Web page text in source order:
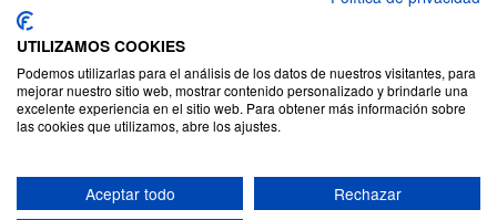
English (UK)
Deutsch
Copyright © Terms of use
UTILIZAMOS COOKIES
Podemos utilizarlas para el análisis de los datos de nuestros visitantes, para
mejorar nuestro sitio web, mostrar contenido personalizado y brindarle una
excelente experiencia en el sitio web. Para obtener más información sobre
las cookies que utilizamos, abre los ajustes.
Aceptar todo Rechazar